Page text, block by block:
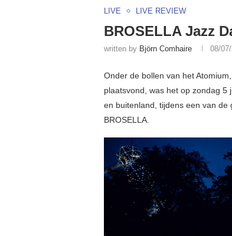
LIVE LIVE REVIEW
BROSELLA Jazz
written by Björn Comhaire 08/
Onder de bollen van het
plaatsvond, was het op zondag 5
en buitenland, tijdens een van de
BROSELLA.